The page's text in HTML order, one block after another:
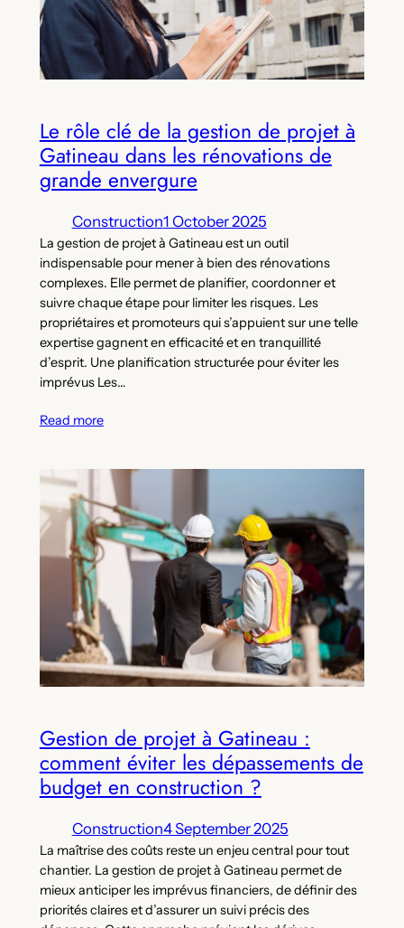
Le rôle clé de la gestion de projet à
Gatineau dans les rénovations de
grande envergure
Construction1 October 2025
La gestion de projet à Gatineau est un outil
indispensable pour mener à bien des rénovations
complexes. Elle permet de planifier, coordonner et
suivre chaque étape pour limiter les risques. Les
propriétaires et promoteurs qui s’appuient sur une telle
expertise gagnent en efficacité et en tranquillité
d’esprit. Une planification structurée pour éviter les
imprévus Les…
Read more
Gestion de projet à Gatineau :
comment éviter les dépassements de
budget en construction ?
Construction4 September 2025
La maîtrise des coûts reste un enjeu central pour tout
chantier. La gestion de projet à Gatineau permet de
mieux anticiper les imprévus financiers, de définir des
priorités claires et d’assurer un suivi précis des